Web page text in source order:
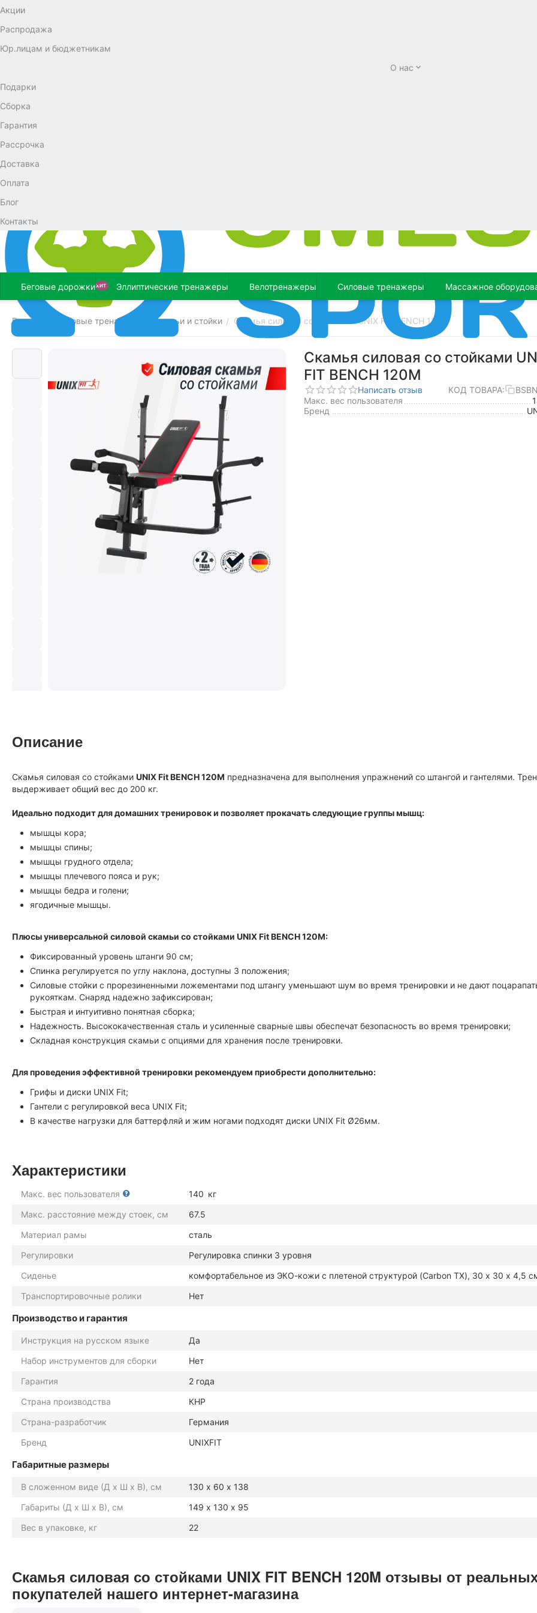
Акции
Распродажа
Юр.лицам и бюджетникам
О нас
Подарки
Сборка
Гарантия
Рассрочка
Доставка
Оплата
Блог
Контакты
Беговые дорожкиХИТ Эллиптические тренажеры Велотренажеры Силовые тренажеры Массажное
Главная Силовые тренажеры Скамьи и стойки / Скамья силовая со стойками UNIX FIT BENCH 120M
Скамья силовая со стойками
FIT BENCH 120M
Написать отзыв КОД ТОВАРА:
Макс. вес пользователя
Бренд
Описание
Скамья силовая со стойками UNIX Fit BENCH 120M предназначена для выполнения упражнений со штангой и гантелями.
выдерживает общий вес до 200 кг.
Идеально подходит для домашних тренировок и позволяет прокачать следующие группы мышц:
мышцы кора;
мышцы спины;
мышцы грудного отдела;
мышцы плечевого пояса и рук;
мышцы бедра и голени;
ягодичные мышцы.
Плюсы универсальной силовой скамьи со стойками UNIX Fit BENCH 120M:
Фиксированный уровень штанги 90 см;
Спинка регулируется по углу наклона, доступны 3 положения;
Силовые стойки с прорезиненными ложементами под штангу уменьшают шум во время тренировки и не дают
рукояткам. Снаряд надежно зафиксирован;
Быстрая и интуитивно понятная сборка;
Надежность. Высококачественная сталь и усиленные сварные швы обеспечат безопасность во время тренировки;
Складная конструкция скамьи с опциями для хранения после тренировки.
Для проведения эффективной тренировки рекомендуем приобрести дополнительно:
Грифы и диски UNIX Fit;
Гантели с регулировкой веса UNIX Fit;
В качестве нагрузки для баттерфляй и жим ногами подходят диски UNIX Fit Ø26мм.
Характеристики
Макс. вес пользователя 140 кг
Макс. расстояние между стоек, см
67.5
Материал рамы
сталь
Регулировки
Регулировка спинки 3 уровня
Сиденье
комфортабельное из ЭКО-кожи с плетеной структурой (Carbon TX), 30 х 30 х 4,5
Транспортировочные ролики
Нет
Производство и гарантия
Инструкция на русском языке
Да
Набор инструментов для сборки
Нет
Гарантия
2 года
Страна производства
КНР
Страна-разработчик
Германия
Бренд
UNIXFIT
Габаритные размеры
В сложенном виде (Д х Ш х В), см
130 х 60 х 138
Габариты (Д х Ш х В), см
149 х 130 х 95
Вес в упаковке, кг
22
Скамья силовая со стойками UNIX FIT BENCH 120M отзывы от
покупателей нашего интернет-магазина